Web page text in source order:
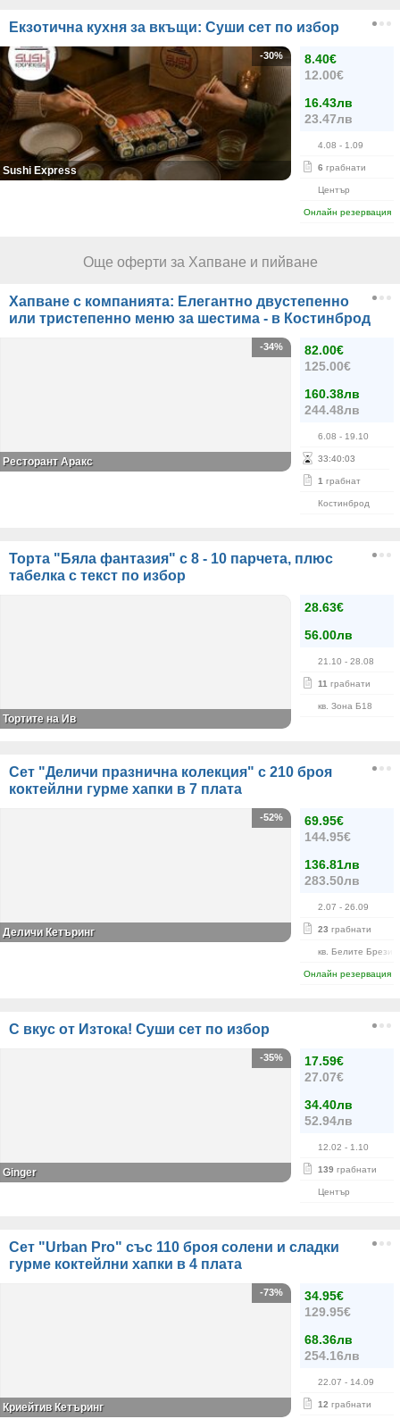
Екзотична кухня за вкъщи: Суши сет по избор
8.40€
12.00€
16.43лв
23.47лв
4.08 - 1.09
6 грабнати
Център
Онлайн резервация
-30%
Sushi Express
Още оферти за Хапване и пийване
Хапване с компанията: Елегантно двустепенно
или тристепенно меню за шестима - в Костинброд
82.00€
125.00€
160.38лв
244.48лв
6.08 - 19.10
33:40:03
1 грабнат
Костинброд
-34%
Ресторант Аракс
Торта "Бяла фантазия" с 8 - 10 парчета, плюс
табелка с текст по избор
28.63€
56.00лв
21.10 - 28.08
11 грабнати
кв. Зона Б18
Тортите на Ив
Сет "Деличи празнична колекция" с 210 броя
коктейлни гурме хапки в 7 плата
69.95€
144.95€
136.81лв
283.50лв
2.07 - 26.09
23 грабнати
кв. Белите Брези
Онлайн резервация
-52%
Деличи Кетъринг
С вкус от Изтока! Суши сет по избор
17.59€
27.07€
34.40лв
52.94лв
12.02 - 1.10
139 грабнати
Център
-35%
Ginger
Сет "Urban Pro" със 110 броя солени и сладки
гурме коктейлни хапки в 4 плата
34.95€
129.95€
68.36лв
254.16лв
22.07 - 14.09
12 грабнати
-73%
Криейтив Кетъринг